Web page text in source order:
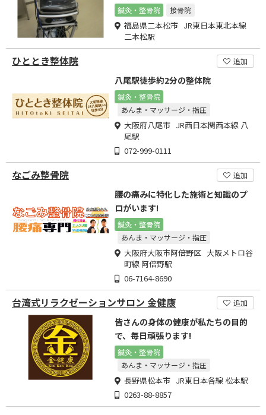
鍼灸・整骨院 接骨院
福島県二本松市 JR東日本東北本線
二本松駅
ひととき整体院 追加
八尾駅徒歩約2分の整体院
鍼灸・整骨院
あんま・マッサージ・指圧
大阪府八尾市 JR西日本関西本線 八
尾駅
072-999-0111
なごみ整骨院 追加
腰の痛みに特化した施術と知識のプ
ロがいます!
鍼灸・整骨院
あんま・マッサージ・指圧
大阪府大阪市阿倍野区 大阪メトロ谷
町線 阿倍野駅
06-7164-8690
台湾式リラクゼーションサロン 金健康 追加
皆さんの身体の健康が私たちの目的
で、毎日頑張ります!
鍼灸・整骨院
あんま・マッサージ・指圧
長野県松本市 JR東日本各線 松本駅
0263-88-8857